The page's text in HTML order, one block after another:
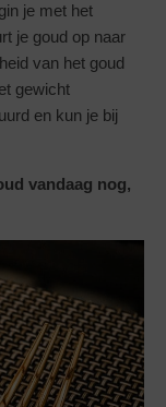
je met het
je goud op naar
van het goud
gewicht
en kun je bij
vandaag nog,